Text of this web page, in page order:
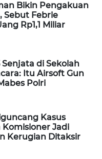
Bikin Pengakuan
Sebut Febrie
Rp1,1 Miliar
Senjata di Sekolah
Itu Airsoft Gun
Polri
Kasus
Komisioner Jadi
Kerugian Ditaksir